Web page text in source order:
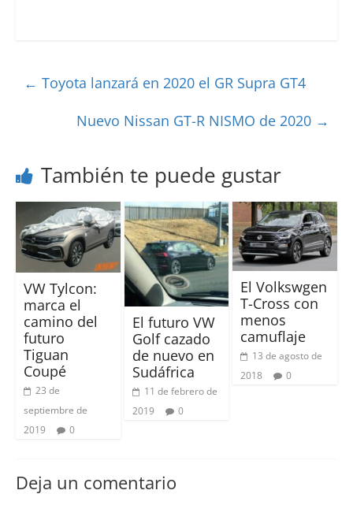
← Toyota lanzará en 2020 el GR Supra GT4
Nuevo Nissan GT-R NISMO de 2020 →
También te puede gustar
VW Tylcon:
marca el
camino del
futuro
Tiguan
Coupé
23 de
septiembre de
2019
0
El futuro VW
Golf cazado
de nuevo en
Sudáfrica
11 de febrero de
2019
0
El Volkswgen
T-Cross con
menos
camuflaje
13 de agosto de
2018
0
Deja un comentario